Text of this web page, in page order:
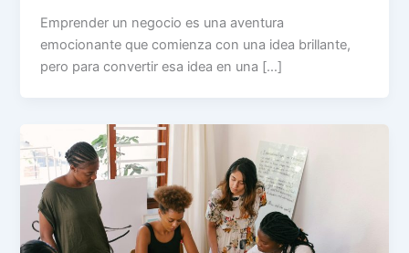
Emprender un negocio es una aventura
emocionante que comienza con una idea brillante,
pero para convertir esa idea en una […]